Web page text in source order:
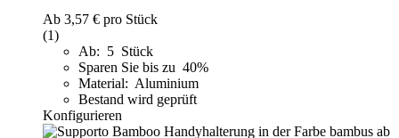
Ab 3,57 € pro Stück
(1)
Ab: 5 Stück
Sparen Sie bis zu 40%
Material: Aluminium
Bestand wird geprüft
Konfigurieren